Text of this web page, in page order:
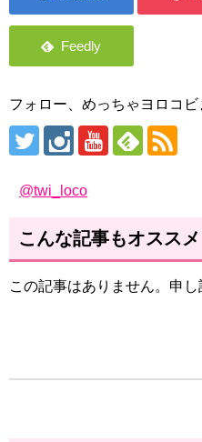
フォロー、めっちゃヨロコビ
@twi_loco
こんな記事もオススメ
この記事はありません。申し